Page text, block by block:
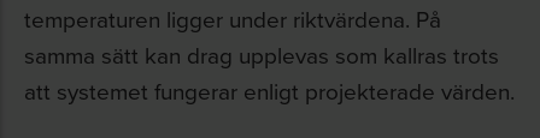
temperaturen ligger under riktvärdena. På
samma sätt kan drag upplevas som kallras trots
att systemet fungerar enligt projekterade värden.